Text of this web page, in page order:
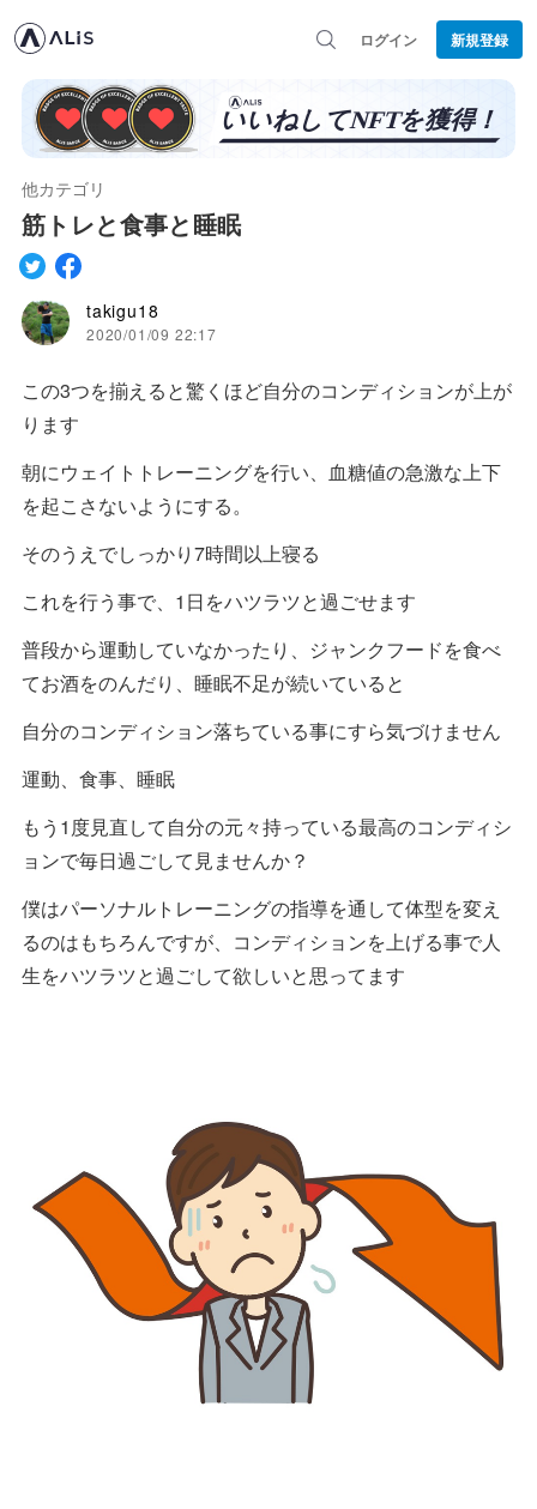
ログイン 新規登録
他カテゴリ
筋トレと食事と睡眠
takigu18
2020/01/09 22:17
この3つを揃えると驚くほど自分のコンディションが上が
ります
朝にウェイトトレーニングを行い、血糖値の急激な上下
を起こさないようにする。
そのうえでしっかり7時間以上寝る
これを行う事で、1日をハツラツと過ごせます
普段から運動していなかったり、ジャンクフードを食べ
てお酒をのんだり、睡眠不足が続いていると
自分のコンディション落ちている事にすら気づけません
運動、食事、睡眠
もう1度見直して自分の元々持っている最高のコンディシ
ョンで毎日過ごして見ませんか？
僕はパーソナルトレーニングの指導を通して体型を変え
るのはもちろんですが、コンディションを上げる事で人
生をハツラツと過ごして欲しいと思ってます